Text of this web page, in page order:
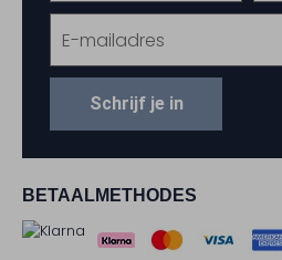
BETAALMETHODES
Schrijf je in